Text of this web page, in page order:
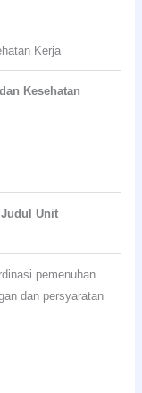
Kerja
Kesehatan
Judul Unit
pemenuhan
dan persyaratan